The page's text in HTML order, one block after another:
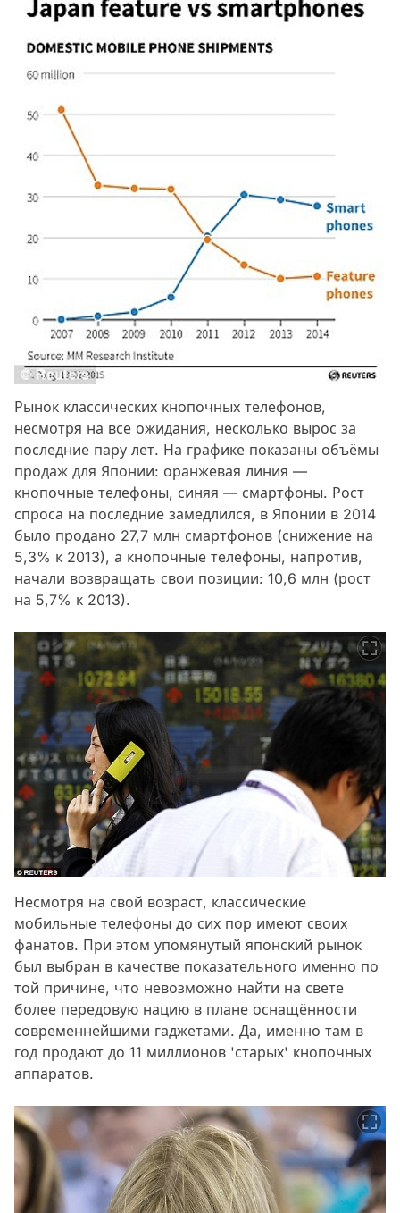
Рынок классических кнопочных телефонов,
несмотря на все ожидания, несколько вырос за
последние пару лет. На графике показаны объёмы
продаж для Японии: оранжевая линия —
кнопочные телефоны, синяя — смартфоны. Рост
спроса на последние замедлился, в Японии в 2014
было продано 27,7 млн смартфонов (снижение на
5,3% к 2013), а кнопочные телефоны, напротив,
начали возвращать свои позиции: 10,6 млн (рост
на 5,7% к 2013).
Несмотря на свой возраст, классические
мобильные телефоны до сих пор имеют своих
фанатов. При этом упомянутый японский рынок
был выбран в качестве показательного именно по
той причине, что невозможно найти на свете
более передовую нацию в плане оснащённости
современнейшими гаджетами. Да, именно там в
год продают до 11 миллионов 'старых' кнопочных
аппаратов.